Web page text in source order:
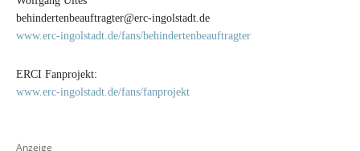
behindertenbeauftragter@erc-ingolstadt.de
www.erc-ingolstadt.de/fans/behindertenbeauftragter
ERCI Fanprojekt:
www.erc-ingolstadt.de/fans/fanprojekt
Anzeige